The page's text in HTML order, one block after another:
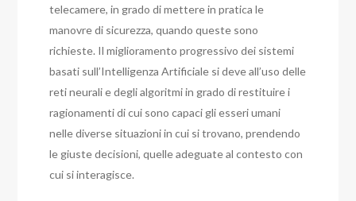
telecamere, in grado di mettere in pratica le
manovre di sicurezza, quando queste sono
richieste. Il miglioramento progressivo dei sistemi
basati sull’Intelligenza Artificiale si deve all’uso delle
reti neurali e degli algoritmi in grado di restituire i
ragionamenti di cui sono capaci gli esseri umani
nelle diverse situazioni in cui si trovano, prendendo
le giuste decisioni, quelle adeguate al contesto con
cui si interagisce.